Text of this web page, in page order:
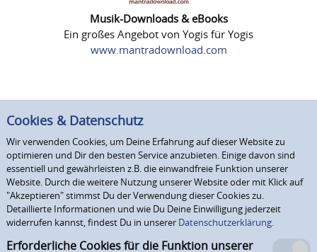
Musik-Downloads & eBooks
Ein großes Angebot von Yogis für Yogis
www.mantradownload.com
Cookies & Datenschutz
Wir verwenden Cookies, um Deine Erfahrung auf dieser Website zu
optimieren und Dir den besten Service anzubieten. Einige davon sind
essentiell und gewährleisten z.B. die einwandfreie Funktion unserer
Website. Durch die weitere Nutzung unserer Website oder mit Klick auf
"Akzeptieren" stimmst Du der Verwendung dieser Cookies zu.
Detaillierte Informationen und wie Du Deine Einwilligung jederzeit
widerrufen kannst, findest Du in unserer Datenschutzerklärung.
Erforderliche Cookies für die Funktion unserer